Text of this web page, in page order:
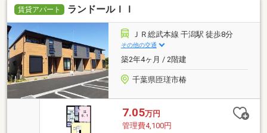
賃貸アパート ランドールＩＩ
ＪＲ総武本線 干潟駅 徒歩8分
その他の交通
築2年4ヶ月 / 2階建
千葉県匝瑳市椿
7.05万円
管理費4,100円